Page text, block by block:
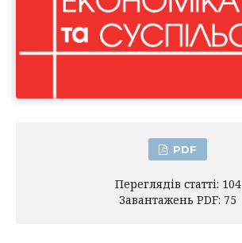
PDF
Переглядів статті: 104
Завантажень PDF: 75